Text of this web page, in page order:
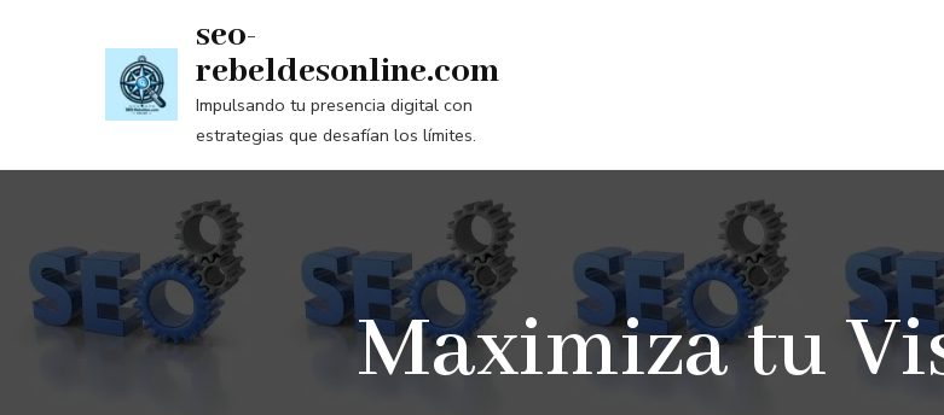
la
Intro)
seo-
rebeldesonline.com
Impulsando tu presencia digital con
estrategias que desafían los límites.
Maximiza tu